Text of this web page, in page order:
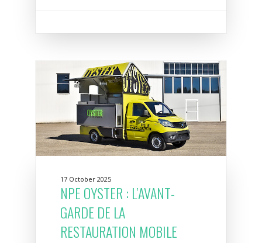
17 October 2025
NPE OYSTER : L’AVANT-
GARDE DE LA
RESTAURATION MOBILE